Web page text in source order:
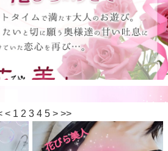
< 1 2 3 4 5 > >>